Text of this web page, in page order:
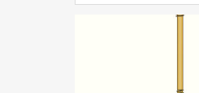
株式会社べスター